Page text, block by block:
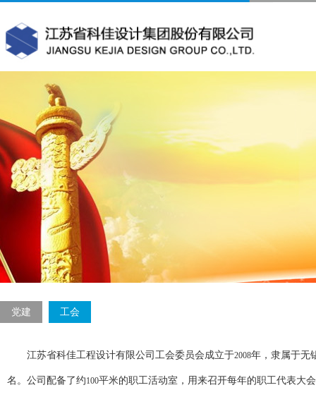
党建 工会
江苏省科佳工程设计有限公司工会委员会成立于2008年，隶属于无
名。公司配备了约100平米的职工活动室，用来召开每年的职工代表大